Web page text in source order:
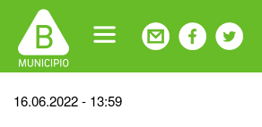
navigation
Back
16.06.2022 - 13:59